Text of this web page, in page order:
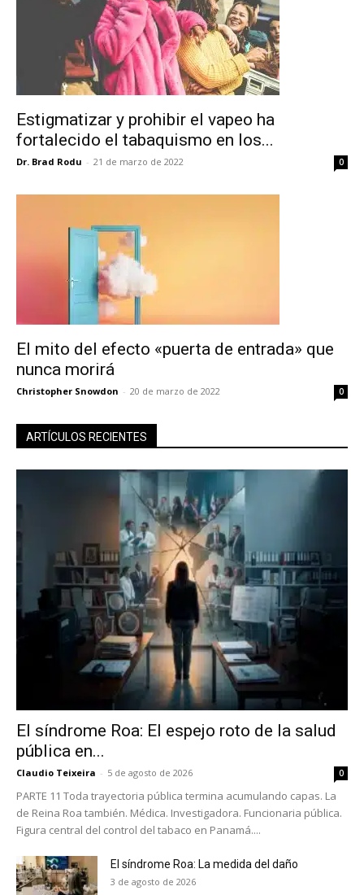
últimas noticias
Suscríbete a nuestro boletín diario y
recibe todas las noticias del vapeo y la
reducción de daños en tu correo
electrónico.
Subscribe to our daily clipping and
tobacco harm reduction in your email.
Estigmatizar y prohibir el vapeo ha
fortalecido el tabaquismo en los...
Dr. Brad Rodu - 21 de marzo de 2022 0
El mito del efecto «puerta de entrada» que
nunca morirá
Christopher Snowdon - 20 de marzo de 2022 0
ARTÍCULOS RECIENTES
El síndrome Roa: El espejo roto de la salud
pública en...
Claudio Teixeira - 5 de agosto de 2026 0
PARTE 11 Toda trayectoria pública termina acumulando capas. La
de Reina Roa también. Médica. Investigadora. Funcionaria pública.
Figura central del control del tabaco en Panamá....
El síndrome Roa: La medida del daño
3 de agosto de 2026